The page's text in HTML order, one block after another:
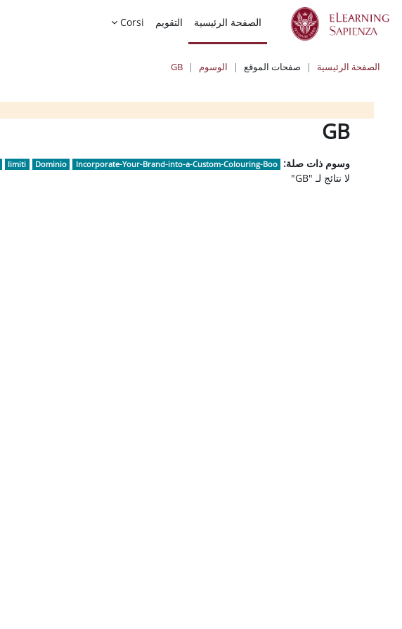
تخطى إلى المحتوى الرئيسي
الصفحة الرئيسية
التقويم Corsi
الصفحة الرئيسية صفحات الموقع الوسوم GB
الكتل
الكتلGB
وسوم ذات صلة: Incorporate-Your-Brand-into-a-Custom-Colouring-Boo
Dominio
limiti
لا نتائج لـ "GB"